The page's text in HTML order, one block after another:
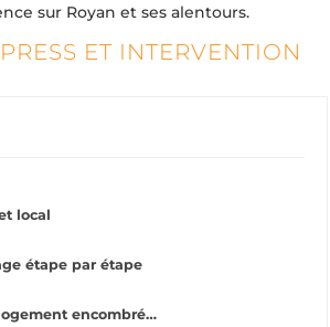
sur Royan et ses alentours.
ET INTERVENTION
local
étape par étape
encombré…